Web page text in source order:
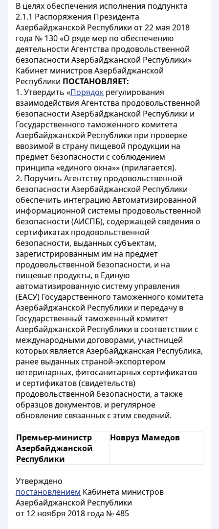
В целях обеспечения исполнения подпункта
2.1.1 Распоряжения Президента
Азербайджанской Республики от 22 мая 2018
года № 130 «О ряде мер по обеспечению
деятельности Агентства продовольственной
безопасности Азербайджанской Республики»
Кабинет министров Азербайджанской
Республики ПОСТАНОВЛЯЕТ:
1. Утвердить «Порядок регулирования
взаимодействия Агентства продовольственной
безопасности Азербайджанской Республики и
Государственного таможенного комитета
Азербайджанской Республики при проверке
ввозимой в страну пищевой продукции на
предмет безопасности с соблюдением
принципа «единого окна»» (прилагается).
2. Поручить Агентству продовольственной
безопасности Азербайджанской Республики
обеспечить интеграцию Автоматизированной
информационной системы продовольственной
безопасности (АИСПБ), содержащей сведения о
сертификатах продовольственной
безопасности, выданных субъектам,
зарегистрированным им на предмет
продовольственной безопасности, и на
пищевые продукты, в Единую
автоматизированную систему управления
(ЕАСУ) Государственного таможенного комитета
Азербайджанской Республики и передачу в
Государственный таможенный комитет
Азербайджанской Республики в соответствии с
международными договорами, участницей
которых является Азербайджанская Республика,
ранее выданных страной-экспортером
ветеринарных, фитосанитарных сертификатов
и сертификатов (свидетельств)
продовольственной безопасности, а также
образцов документов, и регулярное
обновление связанных с этим сведений.
Премьер-министр
Азербайджанской
Республики
Новруз Мамедов
Утверждено
постановлением Кабинета министров
Азербайджанской Республики
от 12 ноября 2018 года № 485